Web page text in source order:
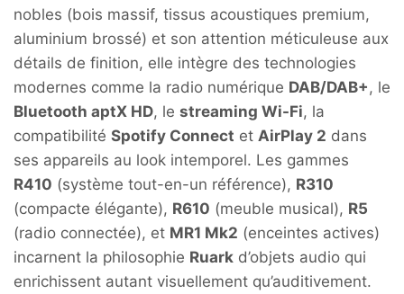
nobles (bois massif, tissus acoustiques premium,
aluminium brossé) et son attention méticuleuse aux
détails de finition, elle intègre des technologies
modernes comme la radio numérique DAB/DAB+ , le
Bluetooth aptX HD, le streaming Wi-Fi, la
compatibilité Spotify Connect et AirPlay 2 dans
ses appareils au look intemporel. Les gammes
R410 (système tout-en-un référence), R310
(compacte élégante), R610 (meuble musical), R5
(radio connectée), et MR1 Mk2 (enceintes actives)
incarnent la philosophie Ruark d’objets audio qui
enrichissent autant visuellement qu’auditivement.